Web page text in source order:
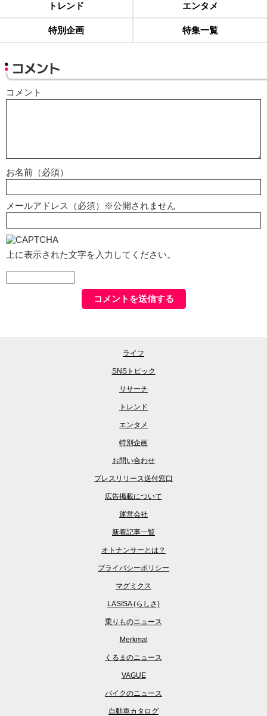
トレンド エンタメ
特別企画 特集一覧
コメント
コメント
お名前（必須）
メールアドレス（必須）※公開されません
上に表示された文字を入力してください。
ライフ
SNSトピック
リサーチ
トレンド
エンタメ
特別企画
お問い合わせ
プレスリリース送付窓口
広告掲載について
運営会社
新着記事一覧
オトナンサーとは？
プライバシーポリシー
マグミクス
LASISA (らしさ)
乗りものニュース
Merkmal
くるまのニュース
VAGUE
バイクのニュース
自動車カタログ